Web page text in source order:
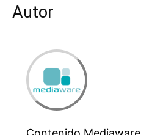
Autor